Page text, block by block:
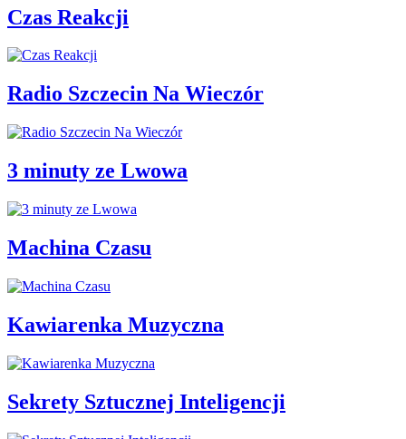
Czas Reakcji
Radio Szczecin Na Wieczór
3 minuty ze Lwowa
Machina Czasu
Kawiarenka Muzyczna
Sekrety Sztucznej Inteligencji